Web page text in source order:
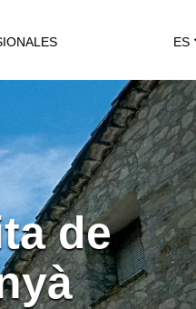
ES
de